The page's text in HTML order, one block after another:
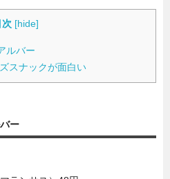
次 [hide]
ルバー
スナックが面白い
ー